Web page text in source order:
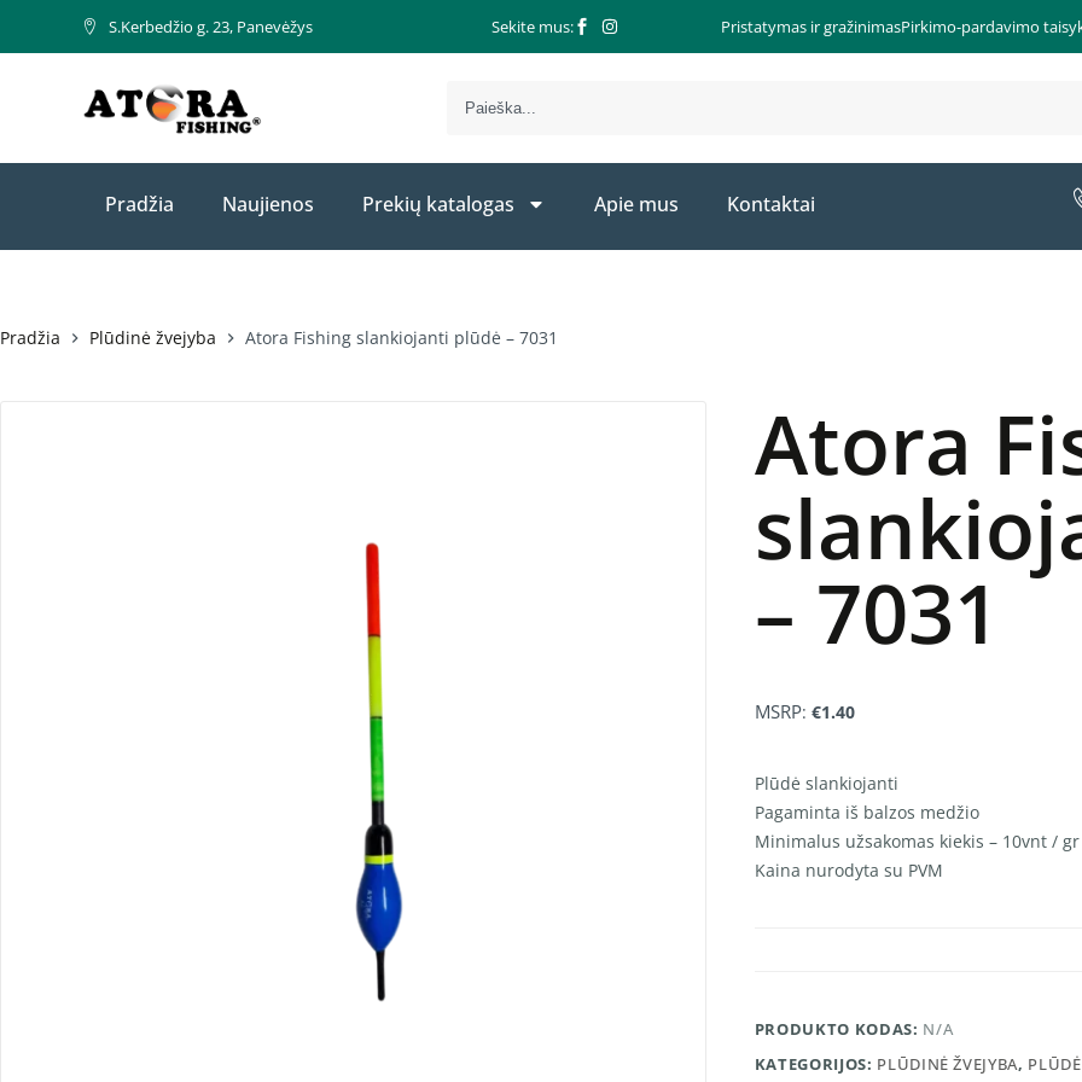
S.Kerbedžio g. 23, Panevėžys Sekite mus: Pristatymas ir gražinimasPirkimo-pardavimo
Pradžia Naujienos Prekių katalogas Apie mus Kontaktai
Pradžia Plūdinė žvejyba Atora Fishing slankiojanti plūdė – 7031
Atora
– 7031
MSRP: €1.40
Plūdė slankiojanti
Pagaminta iš balzos medžio
Minimalus užsakomas kiekis – 10vnt / gr
Kaina nurodyta su PVM
PRODUKTO KODAS: N/A
KATEGORIJOS: PLŪDINĖ ŽVEJYBA,